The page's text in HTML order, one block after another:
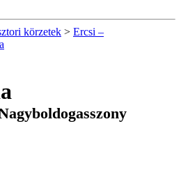
körzetek > Ercsi –